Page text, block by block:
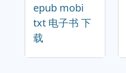
epub mobi
txt 电子书 下
载